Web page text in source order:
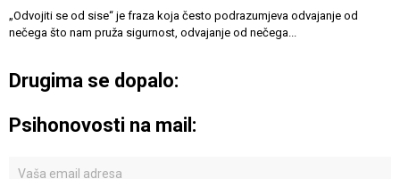
„Odvojiti se od sise“ je fraza koja često podrazumjeva odvajanje od
nečega što nam pruža sigurnost, odvajanje od nečega...
Drugima se dopalo:
Psihonovosti na mail: